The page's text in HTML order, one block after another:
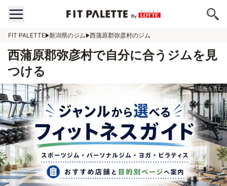
FIT PALETTE 新潟県のジム 西蒲原郡弥彦村のジム
西蒲原郡弥彦村で自分に合うジムを見
つける